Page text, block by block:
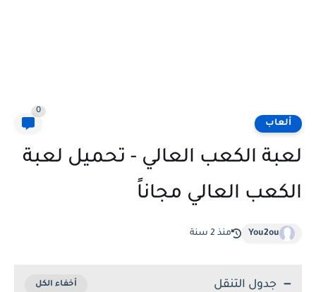
ألعاب
0
لعبة الكعب العالي - تحميل لعبة
الكعب العالي مجاناً
You2ou منذ 2 سنة
جدول التنقل